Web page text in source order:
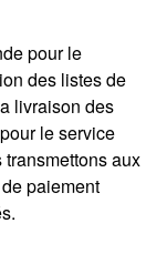
pour le
des listes de
livraison des
le service
aux
paiement